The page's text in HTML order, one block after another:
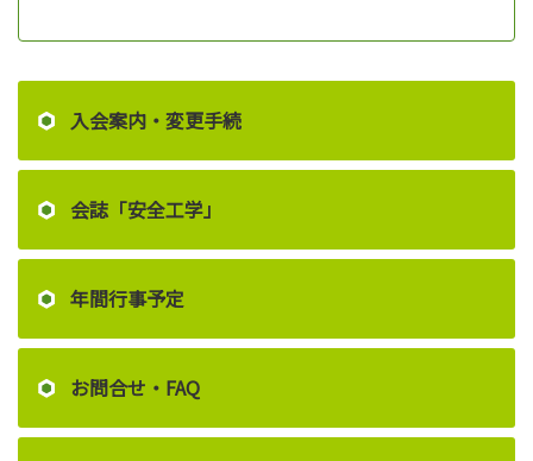
入会案内・変更手続
会誌「安全工学」
年間行事予定
お問合せ・FAQ